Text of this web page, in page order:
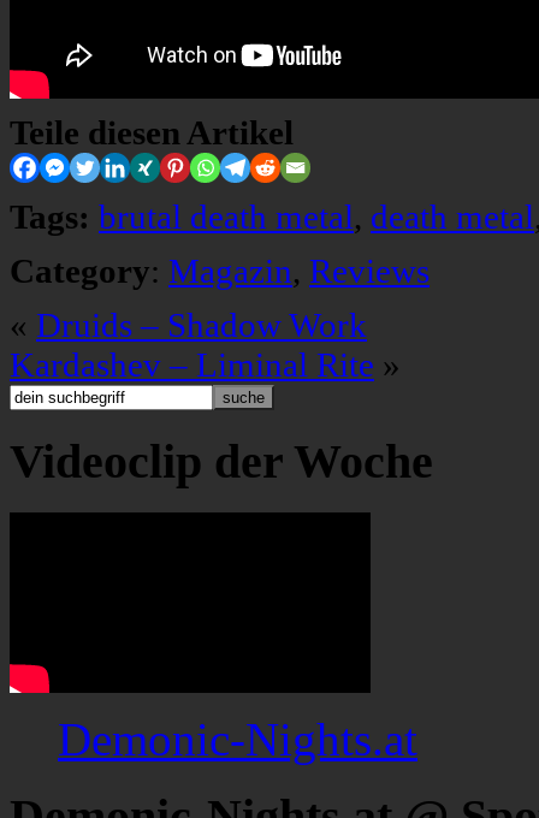
Teile diesen Artikel
Tags: brutal death metal, death metal
Category: Magazin, Reviews
« Druids – Shadow Work
Kardashev – Liminal Rite »
Videoclip der Woche
Demonic-Nights.at